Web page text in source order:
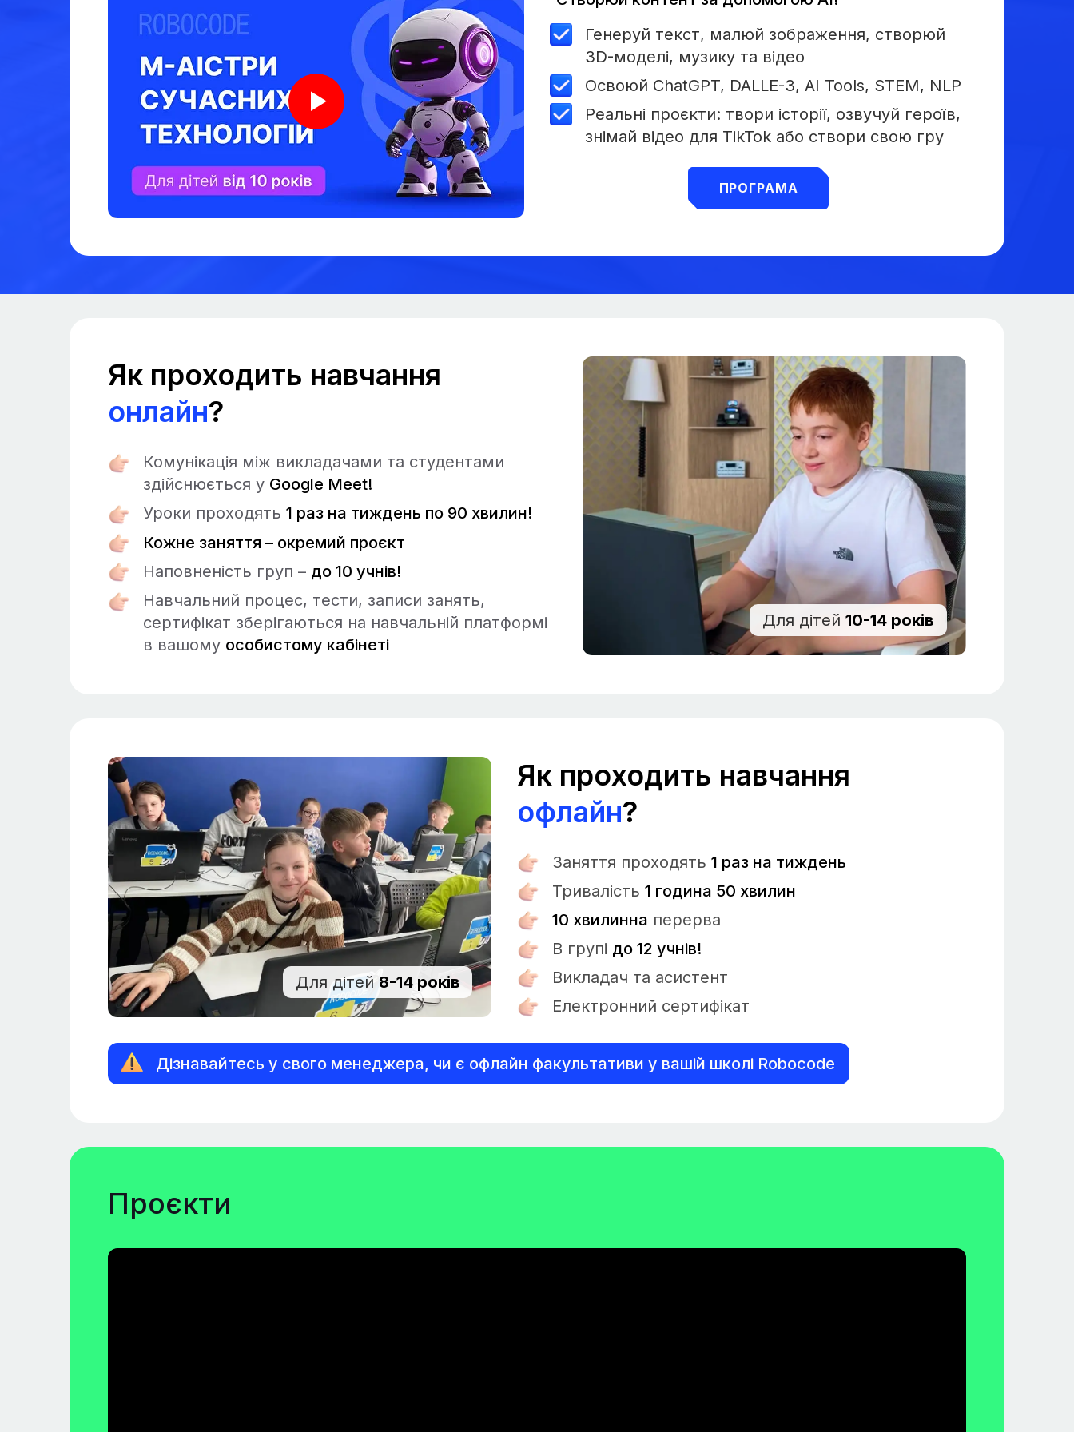
Генеруй текст, малюй зображення, створюй
3D-моделі, музику та відео
Реальні проєкти: твори історії, озвучуй героїв,
знімай відео для TikTok або створи свою гру
Освоюй ChatGPT, DALLE-3, AI Tools, STEM, NLP
ПРОГРАМА
Як проходить навчання
онлайн?
Комунікація між викладачами та студентами
здійснюється у Google Meet!
Уроки проходять 1 раз на тиждень по 90 хвилин!
Кожне заняття – окремий проєкт
Наповненість груп – до 10 учнів!
Навчальний процес, тести, записи занять,
сертифікат зберігаються на навчальній платформі
в вашому особистому кабінеті
Для дітей 10-14 років
Як проходить навчання
офлайн?
Заняття проходять 1 раз на тиждень
Тривалість 1 година 50 хвилин
10 хвилинна перерва
В групі до 12 учнів!
Викладач та асистент
Електронний сертифікат
Для дітей 8-14 років
Дізнавайтесь у свого менеджера, чи є офлайн факультативи у вашій школі Robocode
Проєкти